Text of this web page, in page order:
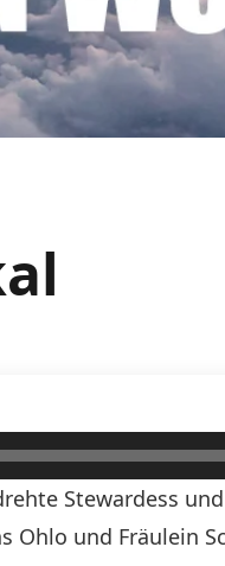
Stewardess
Ohlo und Fräulein